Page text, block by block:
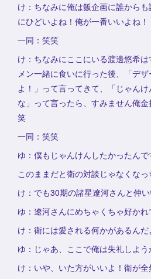
け：ちなみに俺は飯企画に誰から
にひどいよね！俺が一番いいよね！
一同：笑笑
け：ちなみにここにいる渡邊悠希
メン一緒に食いに行った後、「デ
よ！」って言ってきて、「じゃん
な」って言ったら、すみません俺金
笑
一同：笑笑
ゆ：僕もじゃんけんしたかったん
このままだと衛の対談じゃなくな
け：でも30期の諸星遼河さんと仲い
ゆ：遼河さんにめちゃくちゃ好かれ
け：衛には愛される何かがあるんだ
ゆ：じゃあ、ここで俺は失礼しよう
け：いや、いた方がいいよ！衛が